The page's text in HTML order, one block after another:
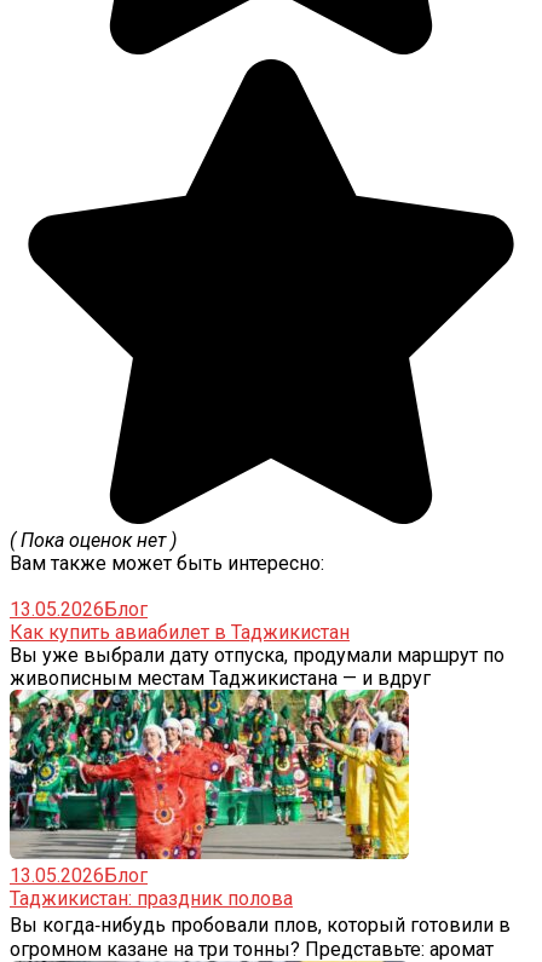
( Пока оценок нет )
Вам также может быть интересно:
13.05.2026Блог
Как купить авиабилет в Таджикистан
Вы уже выбрали дату отпуска, продумали маршрут по
живописным местам Таджикистана — и вдруг
13.05.2026Блог
Таджикистан: праздник полова
Вы когда‑нибудь пробовали плов, который готовили в
огромном казане на три тонны? Представьте: аромат